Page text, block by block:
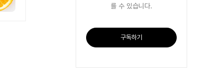
를 수 있습니다.
구독하기